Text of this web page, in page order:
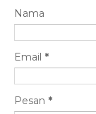
Nama
Email *
Pesan *